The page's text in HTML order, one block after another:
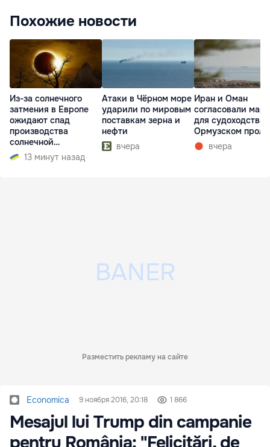
Похожие новости
Из-за солнечного
затмения в Европе
ожидают спад
производства
солнечной
электроэнергии
13 минут назад
Атаки в Чёрном море
ударили по мировым
поставкам зерна и
нефти
вчера
Иран и Оман
согласовали
для судоходства
Ормузском
вчера
Разместить рекламу на сайте
Economica 9 ноября 2016, 20:18 1 866
Mesajul lui Trump din campanie